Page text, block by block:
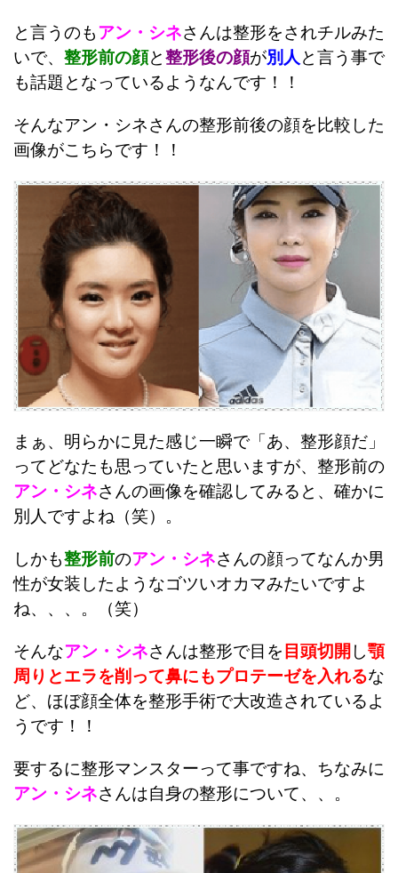
と言うのもアン・シネさんは整形をされチルみた
いで、 整形前の顔と整形後の顔が別人 と言う事で
も話題となっているようなんです！！
そんなアン・シネさんの整形前後の顔を比較した
画像がこちらです！！
まぁ、明らかに見た感じ一瞬で「あ、整形顔だ」
ってどなたも思っていたと思いますが、整形前の
アン・シネさんの画像を確認してみると、確かに
別人ですよね（笑）。
しかも整形前のアン・シネさんの顔ってなんか男
性が女装したようなゴツいオカマみたいですよ
ね、、、。（笑）
そんなアン・シネさんは整形で目を 目頭切開 し顎
周りとエラを削って鼻にもプロテーゼを入れるな
ど、ほぼ顔全体を整形手術で大改造されているよ
うです！！
要するに整形マンスターって事ですね、ちなみに
アン・シネさんは自身の整形について、、。